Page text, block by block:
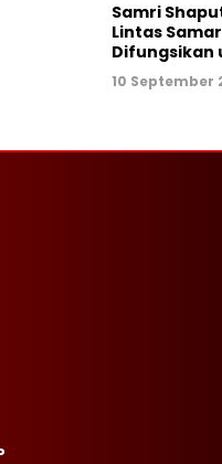
Samri
Lintas
Difungsikan
10 September